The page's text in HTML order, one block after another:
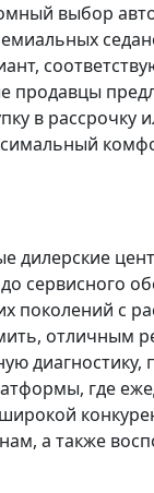
выбор
в рассрочку
дилерские
сервисного
поколений с
отличным
диагностику,
где
а также